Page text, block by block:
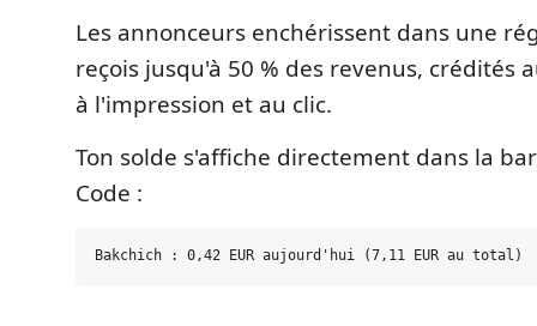
Les annonceurs enchérissent dans une
reçois jusqu'à 50 % des revenus, crédités
à l'impression et au clic.
Ton solde s'affiche directement dans la
Code :